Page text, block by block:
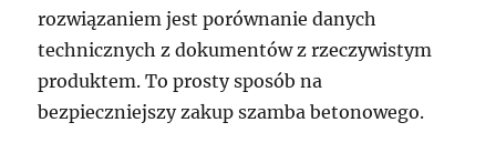
rozwiązaniem jest porównanie danych
technicznych z dokumentów z rzeczywistym
produktem. To prosty sposób na
bezpieczniejszy zakup szamba betonowego.